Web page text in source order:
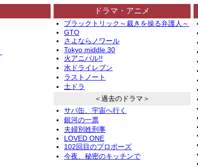
ドラマ・アニメ
ブラックトリック～裁きを操る弁護人～
GTO
さよならノワール
Tokyo middle 30
火アニバル!!
水ドライレブン
ラストノート
土ドラ
＜過去のドラマ＞
サバ缶、宇宙へ行く
銀河の一票
夫婦別姓刑事
LOVED ONE
102回目のプロポーズ
今夜、秘密のキッチンで